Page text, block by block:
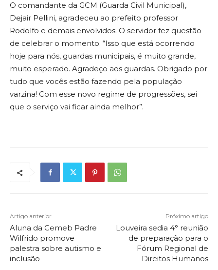
O comandante da GCM (Guarda Civil Municipal),
Dejair Pellini, agradeceu ao prefeito professor
Rodolfo e demais envolvidos. O servidor fez questão
de celebrar o momento. “Isso que está ocorrendo
hoje para nós, guardas municipais, é muito grande,
muito esperado. Agradeço aos guardas. Obrigado por
tudo que vocês estão fazendo pela população
varzina! Com esse novo regime de progressões, sei
que o serviço vai ficar ainda melhor”.
Artigo anterior
Aluna da Cemeb Padre
Wilfrido promove
palestra sobre autismo e
inclusão
Próximo artigo
Louveira sedia 4° reunião
de preparação para o
Fórum Regional de
Direitos Humanos